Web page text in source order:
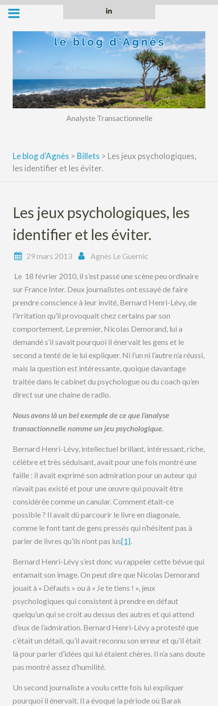
Skip
content
Analyste Transactionnelle
Le blog d'Agnès > Billets > Les jeux psychologiques,
les identifier et les éviter.
Les jeux psychologiques, les
identifier et les éviter.
29 mars 2013 Agnès Le Guernic
Le 18 février 2010, il s’est passé une scène peu ordinaire
sur France Inter. Deux journalistes ont essayé de faire
prendre conscience à leur invité, Bernard Henri-Lévy, de
l’irritation qu’il provoquait chez certains par son
comportement. Le premier, Nicolas Demorand, lui a
demandé s’il savait pourquoi il énervait les gens et le
second a tenté de le lui expliquer. Ni l’un ni l’autre n’a réussi,
mais la question est intéressante, quoique davantage
traitée dans le cabinet du psychologue ou du coach qu’en
direct sur une chaine de radio.
Nous avons là un bel exemple de ce que l’analyse
transactionnelle nomme un jeu psychologique.
Bernard Henri-Lévy, intellectuel brillant, intéressant, riche,
célèbre et très séduisant, avait pour une fois montré une
faille : il avait exprimé son admiration pour un auteur qui
n’avait pas existé et pour une œuvre qui pouvait être
considérée comme un canular. Comment était-ce
possible ? Il avait dû parcourir le livre en diagonale,
comme le font tant de gens pressés qui n’hésitent pas à
parler de livres qu’ils n’ont pas lus[1].
Bernard Henri-Lévy s’est donc vu rappeler cette bévue qui
entamait son image. On peut dire que Nicolas Demorand
jouait à « Défauts » ou à « Je te tiens ! », jeux
psychologiques qui consistent à prendre en défaut
quelqu’un qui se croit au dessus des autres et qui attend
d’eux de l’admiration. Bernard Henri-Lévy a protesté que
c’était un détail, qu’il avait reconnu son erreur et qu’il était
là pour parler d’idées qui lui étaient chères. Il n’a sans doute
pas montré assez d’humilité.
Un second journaliste a voulu cette fois lui expliquer
pourquoi il énervait. Il a évoqué la période où Barak